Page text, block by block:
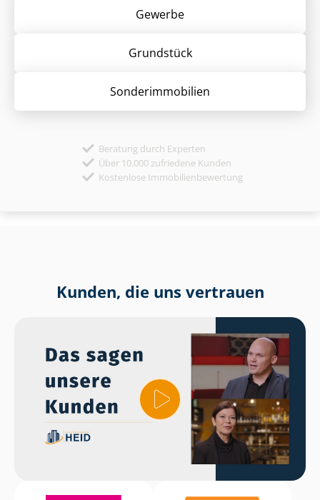
Gewerbe
Grund­stück
Sonder­immobilien
Beratung durch Experten
Über 10.000 zufriedene Kunden
Kostenlose Immobilienbewertung
Kunden, die uns vertrauen